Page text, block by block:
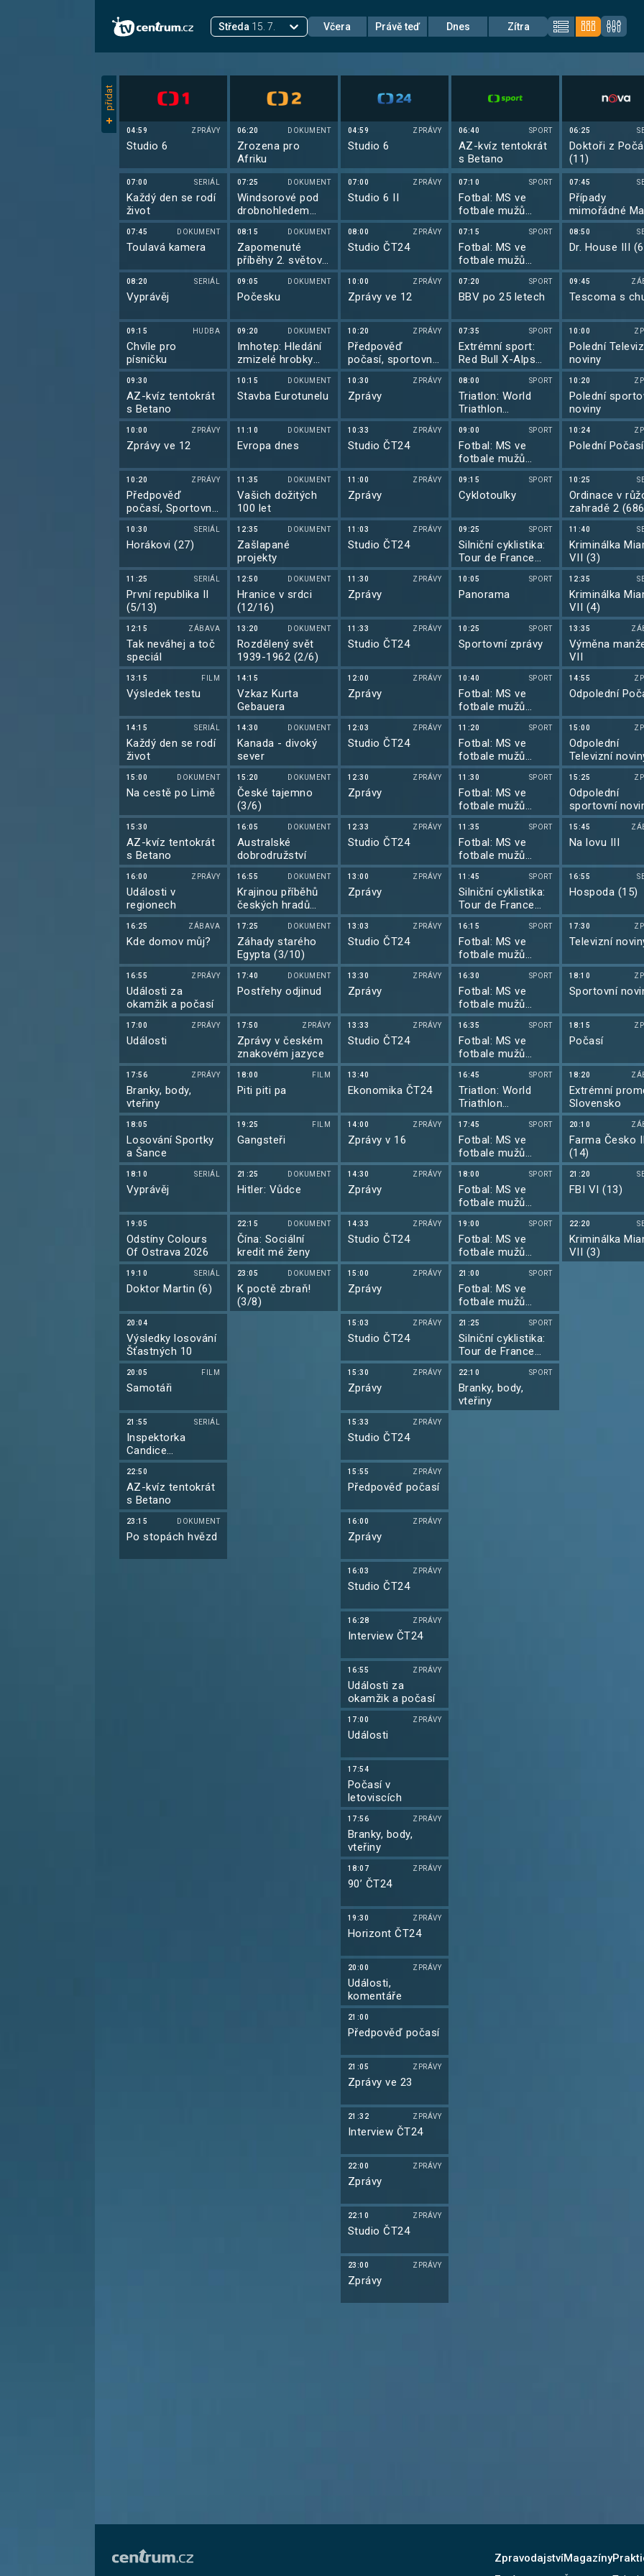
Středa 15. 7. Včera Právě teď Dnes Zítra
přidat
04:59 ZPRÁVY
Studio 6
07:00 SERIÁL
Každý den se rodí
život
07:45 DOKUMENT
Toulavá kamera
08:20 SERIÁL
Vyprávěj
09:15 HUDBA
Chvíle pro
písničku
09:30
AZ-kvíz tentokrát
s Betano
10:00 ZPRÁVY
Zprávy ve 12
10:20 ZPRÁVY
Předpověď
počasí, Sportovní
zprávy, Události v
regionech plus
10:30 SERIÁL
Horákovi (27)
11:25 SERIÁL
První republika II
(5/13)
12:15 ZÁBAVA
Tak neváhej a toč
speciál
13:15 FILM
Výsledek testu
14:15 SERIÁL
Každý den se rodí
život
15:00 DOKUMENT
Na cestě po Limě
15:30
AZ-kvíz tentokrát
s Betano
16:00 ZPRÁVY
Události v
regionech
16:25 ZÁBAVA
Kde domov můj?
16:55 ZPRÁVY
Události za
okamžik a počasí
17:00 ZPRÁVY
Události
17:56 ZPRÁVY
Branky, body,
vteřiny
18:05
Losování Sportky
a Šance
18:10 SERIÁL
Vyprávěj
19:05
Odstíny Colours
Of Ostrava 2026
19:10 SERIÁL
Doktor Martin (6)
20:04
Výsledky losování
Šťastných 10
20:05 FILM
Samotáři
21:55 SERIÁL
Inspektorka
Candice
Renoirová IX
22:50
AZ-kvíz tentokrát
s Betano
23:15 DOKUMENT
Po stopách hvězd
06:20 DOKUMENT
Zrozena pro
Afriku
07:25 DOKUMENT
Windsorové pod
drobnohledem
(2/5)
08:15 DOKUMENT
Zapomenuté
příběhy 2. světové
války (5/6)
09:05 DOKUMENT
Počesku
09:20 DOKUMENT
Imhotep: Hledání
zmizelé hrobky
(1/2)
10:15 DOKUMENT
Stavba Eurotunelu
11:10 DOKUMENT
Evropa dnes
11:35 DOKUMENT
Vašich dožitých
100 let
12:35 DOKUMENT
Zašlapané
projekty
12:50 DOKUMENT
Hranice v srdci
(12/16)
13:20 DOKUMENT
Rozdělený svět
1939-1962 (2/6)
14:15
Vzkaz Kurta
Gebauera
14:30 DOKUMENT
Kanada - divoký
sever
15:20 DOKUMENT
České tajemno
(3/6)
16:05 DOKUMENT
Australské
dobrodružství
16:55 DOKUMENT
Krajinou příběhů
českých hradů
známých i
neznámých III
(5/10)
17:25 DOKUMENT
Záhady starého
Egypta (3/10)
17:40 DOKUMENT
Postřehy odjinud
17:50 ZPRÁVY
Zprávy v českém
znakovém jazyce
18:00 FILM
Piti piti pa
19:25 FILM
Gangsteři
21:25 DOKUMENT
Hitler: Vůdce
22:15 DOKUMENT
Čína: Sociální
kredit mé ženy
23:05 DOKUMENT
K poctě zbraň!
(3/8)
04:59 ZPRÁVY
Studio 6
07:00 ZPRÁVY
Studio 6 II
08:00 ZPRÁVY
Studio ČT24
10:00 ZPRÁVY
Zprávy ve 12
10:20 ZPRÁVY
Předpověď
počasí, sportovní
zprávy
10:30 ZPRÁVY
Zprávy
10:33 ZPRÁVY
Studio ČT24
11:00 ZPRÁVY
Zprávy
11:03 ZPRÁVY
Studio ČT24
11:30 ZPRÁVY
Zprávy
11:33 ZPRÁVY
Studio ČT24
12:00 ZPRÁVY
Zprávy
12:03 ZPRÁVY
Studio ČT24
12:30 ZPRÁVY
Zprávy
12:33 ZPRÁVY
Studio ČT24
13:00 ZPRÁVY
Zprávy
13:03 ZPRÁVY
Studio ČT24
13:30 ZPRÁVY
Zprávy
13:33 ZPRÁVY
Studio ČT24
13:40
Ekonomika ČT24
14:00 ZPRÁVY
Zprávy v 16
14:30 ZPRÁVY
Zprávy
14:33 ZPRÁVY
Studio ČT24
15:00 ZPRÁVY
Zprávy
15:03 ZPRÁVY
Studio ČT24
15:30 ZPRÁVY
Zprávy
15:33 ZPRÁVY
Studio ČT24
15:55 ZPRÁVY
Předpověď počasí
16:00 ZPRÁVY
Zprávy
16:03 ZPRÁVY
Studio ČT24
16:28 ZPRÁVY
Interview ČT24
16:55 ZPRÁVY
Události za
okamžik a počasí
17:00 ZPRÁVY
Události
17:54
Počasí v
letoviscích
17:56 ZPRÁVY
Branky, body,
vteřiny
18:07 ZPRÁVY
90’ ČT24
19:30 ZPRÁVY
Horizont ČT24
20:00 ZPRÁVY
Události,
komentáře
21:00
Předpověď počasí
21:05 ZPRÁVY
Zprávy ve 23
21:32 ZPRÁVY
Interview ČT24
22:00 ZPRÁVY
Zprávy
22:10 ZPRÁVY
Studio ČT24
23:00 ZPRÁVY
Zprávy
06:40 SPORT
AZ-kvíz tentokrát
s Betano
07:10 SPORT
Fotbal: MS ve
fotbale mužů
2026
07:15 SPORT
Fotbal: MS ve
fotbale mužů
2026
07:20 SPORT
BBV po 25 letech
07:35 SPORT
Extrémní sport:
Red Bull X-Alps
Challenger 2026
08:00 SPORT
Triatlon: World
Triathlon
Championship
Series 2026
09:00 SPORT
Fotbal: MS ve
fotbale mužů
2026
09:15 SPORT
Cyklotoulky
09:25 SPORT
Silniční cyklistika:
Tour de France
2026
10:05 SPORT
Panorama
10:25 SPORT
Sportovní zprávy
10:40 SPORT
Fotbal: MS ve
fotbale mužů
2026
11:20 SPORT
Fotbal: MS ve
fotbale mužů
2026
11:30 SPORT
Fotbal: MS ve
fotbale mužů
2026
11:35 SPORT
Fotbal: MS ve
fotbale mužů
2026
11:45 SPORT
Silniční cyklistika:
Tour de France
2026
16:15 SPORT
Fotbal: MS ve
fotbale mužů
2026
16:30 SPORT
Fotbal: MS ve
fotbale mužů
2026
16:35 SPORT
Fotbal: MS ve
fotbale mužů
2026
16:45 SPORT
Triatlon: World
Triathlon
Championship
Series 2026
17:45 SPORT
Fotbal: MS ve
fotbale mužů
2026
18:00 SPORT
Fotbal: MS ve
fotbale mužů
2026
19:00 SPORT
Fotbal: MS ve
fotbale mužů
2026
21:00 SPORT
Fotbal: MS ve
fotbale mužů
2026
21:25 SPORT
Silniční cyklistika:
Tour de France
2026
22:10 SPORT
Branky, body,
vteřiny
06:25
Doktoři z
(11)
07:45
Případy
mimořádné
(3)
08:50
Dr. House III
09:45
Tescoma s
10:00
Polední
noviny
10:20
Polední
noviny
10:24
Polední Počasí
10:25
Ordinace v
zahradě 2
11:40
Kriminálka
VII (3)
12:35
Kriminálka
VII (4)
13:35
Výměna
VII
14:55
Odpolední
15:00
Odpolední
Televizní
15:25
Odpolední
sportovní
15:45
Na lovu III
16:55
Hospoda (15)
17:30
Televizní
18:10
Sportovní
18:15
Počasí
18:20
Extrémní
Slovensko
20:10
Farma Česko II
(14)
21:20
FBI VI (13)
22:20
Kriminálka
VII (3)
ZpravodajstvíMagazíny